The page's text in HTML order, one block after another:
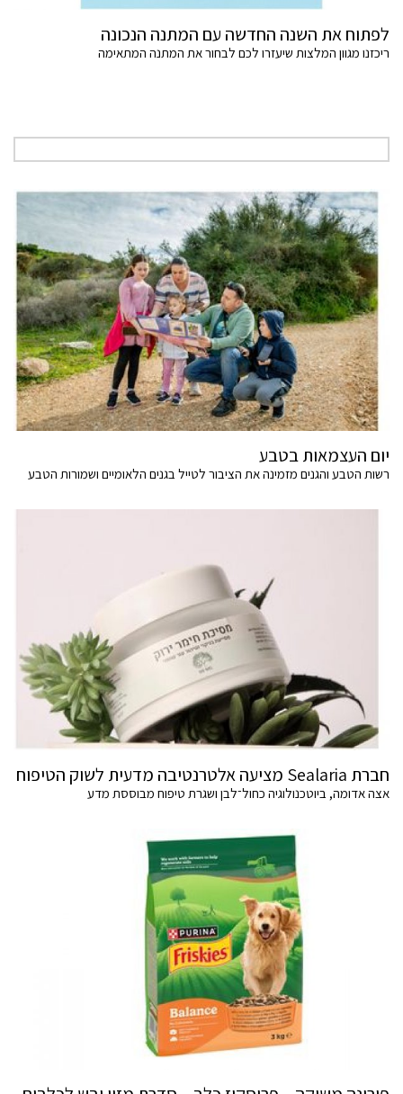
לפתוח את השנה החדשה עם המתנה הנכונה
ריכזנו מגוון המלצות שיעזרו לכם לבחור את המתנה המתאימה
יום העצמאות בטבע
רשות הטבע והגנים מזמינה את הציבור לטייל בגנים הלאומיים ושמורות הטבע
חברת Sealaria מציעה אלטרנטיבה מדעית לשוק הטיפוח
אצה אדומה, ביוטכנולוגיה כחול־לבן ושגרת טיפוח מבוססת מדע